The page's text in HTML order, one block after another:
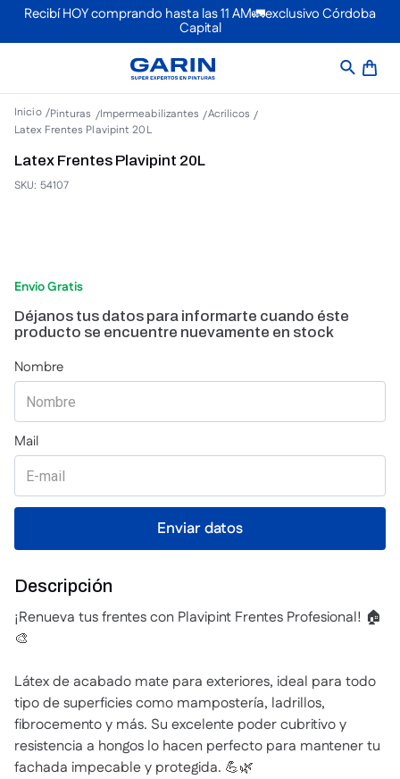
Recibí HOY comprando hasta las 11 AM🚛exclusivo Córdoba
Capital
Pinturas Impermeabilizantes
Acrilicos
Latex Frentes Plavipint 20L
Latex Frentes Plavipint 20L
SKU: 54107
Envio Gratis
Descripción
¡Renueva tus frentes con Plavipint Frentes Profesional! 🏠
🎨
Látex de acabado mate para exteriores, ideal para todo
tipo de superficies como mampostería, ladrillos,
fibrocemento y más. Su excelente poder cubritivo y
resistencia a hongos lo hacen perfecto para mantener tu
fachada impecable y protegida. 💪🌿